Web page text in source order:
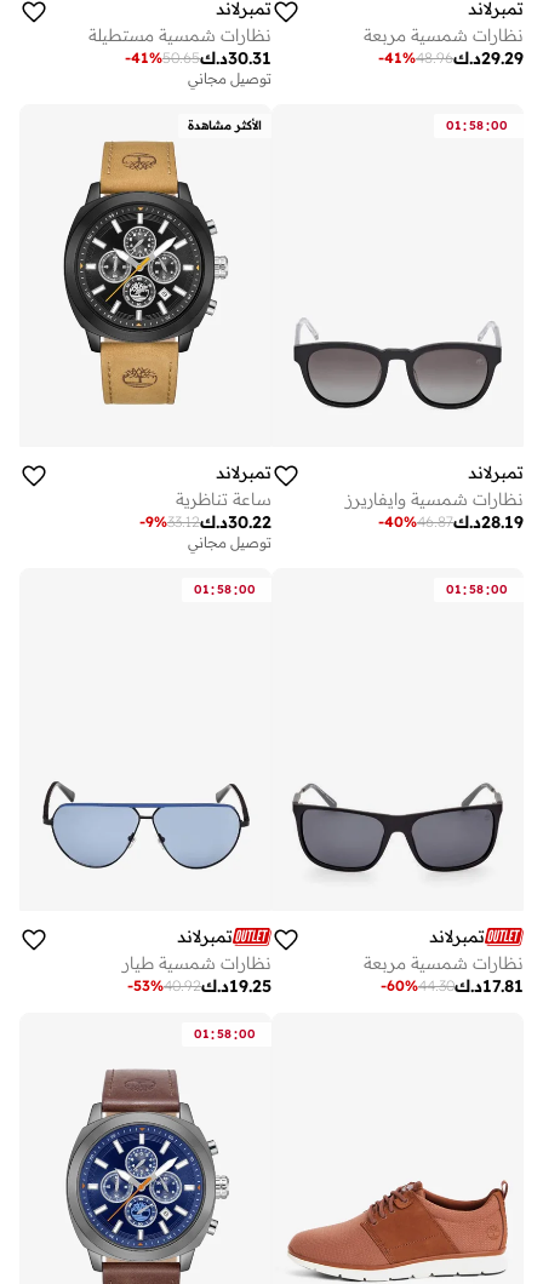
تمبرلاند
نظارات شمسية مربعة
د.ك29.29
48.96
-41%
تمبرلاند
نظارات شمسية مستطيلة
د.ك30.31
50.65
-41%
توصيل مجاني
01:58:00
تمبرلاند
نظارات شمسية وايفاريرز
د.ك28.19
46.87
-40%
الأكثر مشاهدة
تمبرلاند
ساعة تناظرية
د.ك30.22
33.12
-9%
توصيل مجاني
على وشك النفاد
01:58:00
تمبرلاند
نظارات شمسية مربعة
د.ك17.81
44.30
-60%
01:58:00
تمبرلاند
نظارات شمسية طيار
د.ك19.25
40.92
-53%
01:58:00